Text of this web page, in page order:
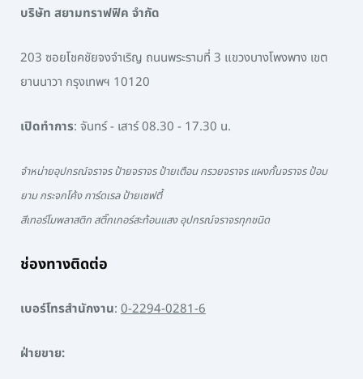
บริษัท สยามทราฟฟิค จำกัด
203 ซอยโชคชัยจงจำเริญ ถนนพระรามที่ 3 แขวงบางโพงพาง เขต
ยานนาวา กรุงเทพฯ 10120
เปิดทำการ: จันทร์ - เสาร์ 08.30 - 17.30 น.
จำหน่ายอุปกรณ์จราจร ป้ายจราจร ป้ายเตือน กรวยจราจร แผงกั้นจราจร ป้อม
ยาม กระจกโค้ง การ์ดเรล ป้ายเซฟตี้
สีเทอร์โมพลาสติก สติ๊กเกอร์สะท้อนแสง อุปกรณ์จราจรทุกชนิด
ช่องทางติดต่อ
เบอร์โทรสำนักงาน: 0-2294-0281-6
ฝ่ายขาย: